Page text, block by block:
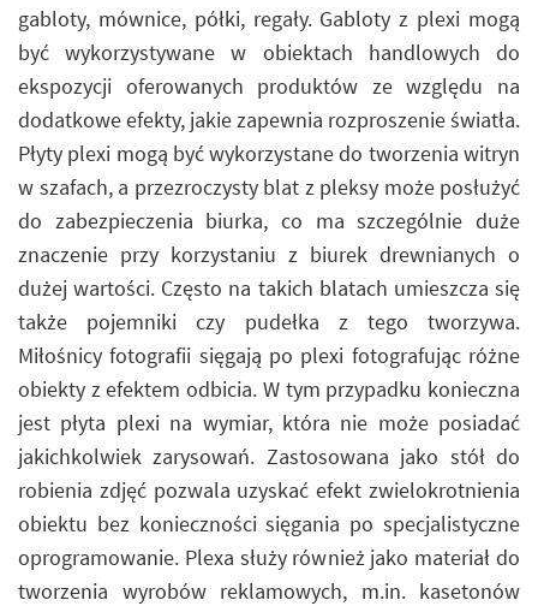
gabloty, mównice, półki, regały. Gabloty z plexi mogą
być wykorzystywane w obiektach handlowych do
ekspozycji oferowanych produktów ze względu na
dodatkowe efekty, jakie zapewnia rozproszenie światła.
Płyty plexi mogą być wykorzystane do tworzenia witryn
w szafach, a przezroczysty blat z pleksy może posłużyć
do zabezpieczenia biurka, co ma szczególnie duże
znaczenie przy korzystaniu z biurek drewnianych o
dużej wartości. Często na takich blatach umieszcza się
także pojemniki czy pudełka z tego tworzywa.
Miłośnicy fotografii sięgają po plexi fotografując różne
obiekty z efektem odbicia. W tym przypadku konieczna
jest płyta plexi na wymiar, która nie może posiadać
jakichkolwiek zarysowań. Zastosowana jako stół do
robienia zdjęć pozwala uzyskać efekt zwielokrotnienia
obiektu bez konieczności sięgania po specjalistyczne
oprogramowanie. Plexa służy również jako materiał do
tworzenia wyrobów reklamowych, m.in. kasetonów